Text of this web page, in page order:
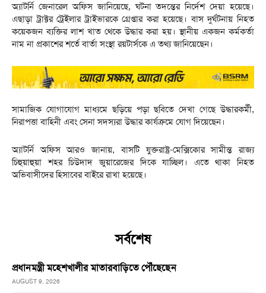
অ্যাটর্নি জেনারেল অফিস জানিয়েছে, ঘটনা তদন্তের নির্দেশ দেয়া হয়েছে।
এছাড়া ট্রাক্টর ট্রেইলার ট্রাইভারকে গ্রেপ্তার করা হয়েছে। বাস দুর্ঘটনায় নিহত
কয়েকজন ব্যক্তির লাশ খাত থেকে উদ্ধার করা হয়। স্থানীয় একজন কর্মকর্তা
নাম না প্রকাশের শর্তে বার্তা সংস্থা রয়টার্সকে এ তথ্য জানিয়েছেন।
সামাজিক যোগাযোগ মাধ্যমে ছড়িয়ে পড়া ছবিতে দেখা গেছে উদ্ধারকর্মী,
নিরাপত্তা বাহিনী এবং সেনা সদস্যরা উদ্ধার কার্যক্রমে যোগ দিয়েছেন।
অ্যাটর্নি অফিস আরও জানায়, বাসটি যুক্তরাষ্ট্র-মেক্সিকোর সামীন্ত রাজ্য
চিহুয়াহুয়া শহর চিউদাদ জুয়ারেজের দিকে যাচ্ছিল। এতে থাকা নিহত
অভিবাসীদের হিসাবের বাইরে রাখা হয়েছে।
সর্বশেষ
প্রধানমন্ত্রী মহেশখালীর মাতারবাড়িতে পৌঁছেছেন
AUGUST 9, 2026